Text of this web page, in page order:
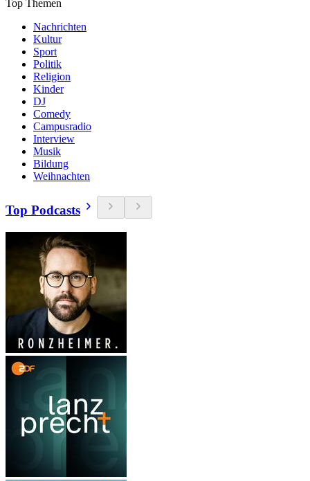
Top Themen
Nachrichten
Kultur
Sport
Politik
Religion
Kinder
DJ
Comedy
Campusradio
Interview
Musik
Bildung
Weihnachten
Top Podcasts